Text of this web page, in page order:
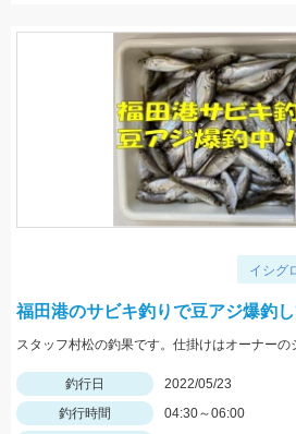
イシグ
福田港のサビキ釣りで豆アジ爆釣し
釣行日
2022/05/23
釣行時間
04:30～06:00